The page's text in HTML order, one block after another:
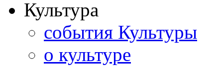
Культура
события Культуры
о культуре